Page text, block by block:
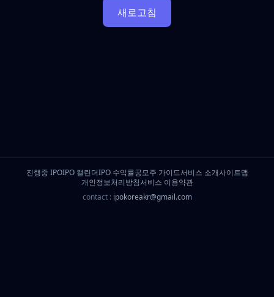
새로고침
진행중 IPOIPO 캘린더IPO 수익률공모주 가이드서비스 소개사이트맵
개인정보처리방침서비스 이용약관
contact : ipokoreakr@gmail.com